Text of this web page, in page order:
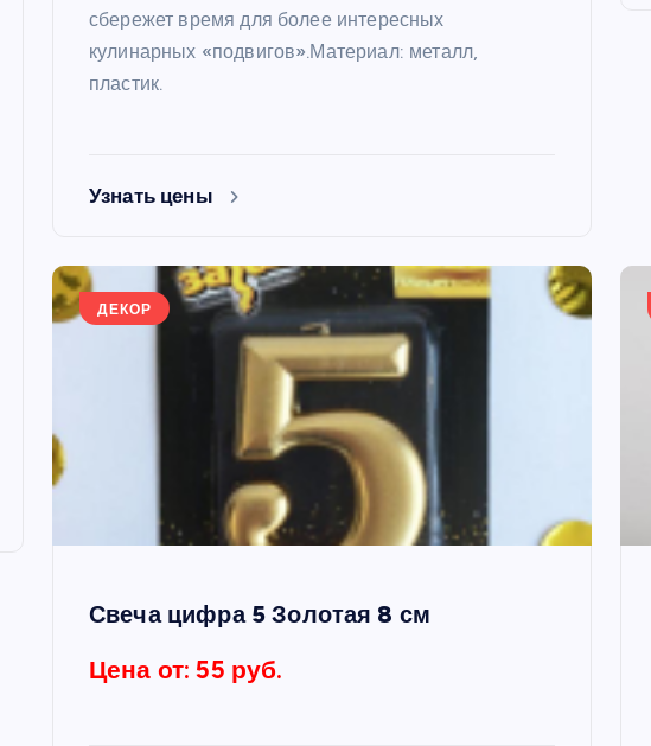
сбережет время для более интересных
кулинарных «подвигов».Материал: металл,
пластик.
Узнать цены
ДЕКОР
Свеча цифра 5 Золотая 8 см
Цена от: 55 руб.